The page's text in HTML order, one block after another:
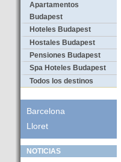
Apartamentos
Budapest
Hoteles Budapest
Hostales Budapest
Pensiones Budapest
Spa Hoteles Budapest
Todos los destinos
Barcelona
Lloret
NOTICIAS